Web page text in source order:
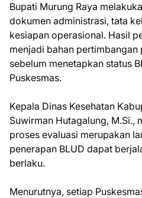
Bupati Murung Raya
dokumen administrasi, tata
kesiapan operasional. Hasil
menjadi bahan pertimbangan
sebelum menetapkan status
Puskesmas.
Kepala Dinas Kesehatan
Suwirman Hutagalung, M.Si.,
proses evaluasi merupakan
penerapan BLUD dapat
berlaku.
Menurutnya, setiap